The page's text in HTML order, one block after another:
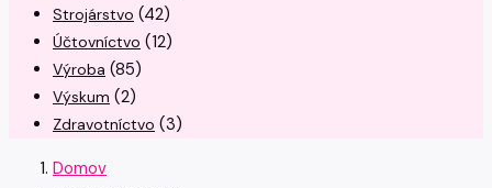
Strojárstvo (42)
Účtovníctvo (12)
Výroba (85)
Výskum (2)
Zdravotníctvo (3)
Domov